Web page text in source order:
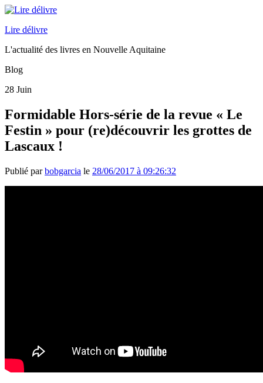
Lire délivre
L'actualité des livres en Nouvelle Aquitaine
Blog
28 Juin
Formidable Hors-série de la revue « Le
Festin » pour (re)découvrir les grottes de
Lascaux !
Publié parbobgarcia le 28/06/2017 à 09:26:32